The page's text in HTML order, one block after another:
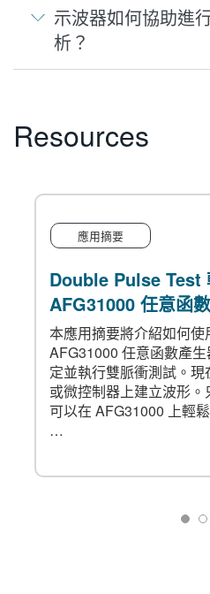
示波器如何協助進
析？
Resources
應用摘要
Double Pulse Test
AFG31000 任意函
本應用摘要將介紹如何使
AFG31000 任意函數產
定並執行雙脈衝測試。
或微控制器上建立波形
可以在 AFG31000 上輕
…